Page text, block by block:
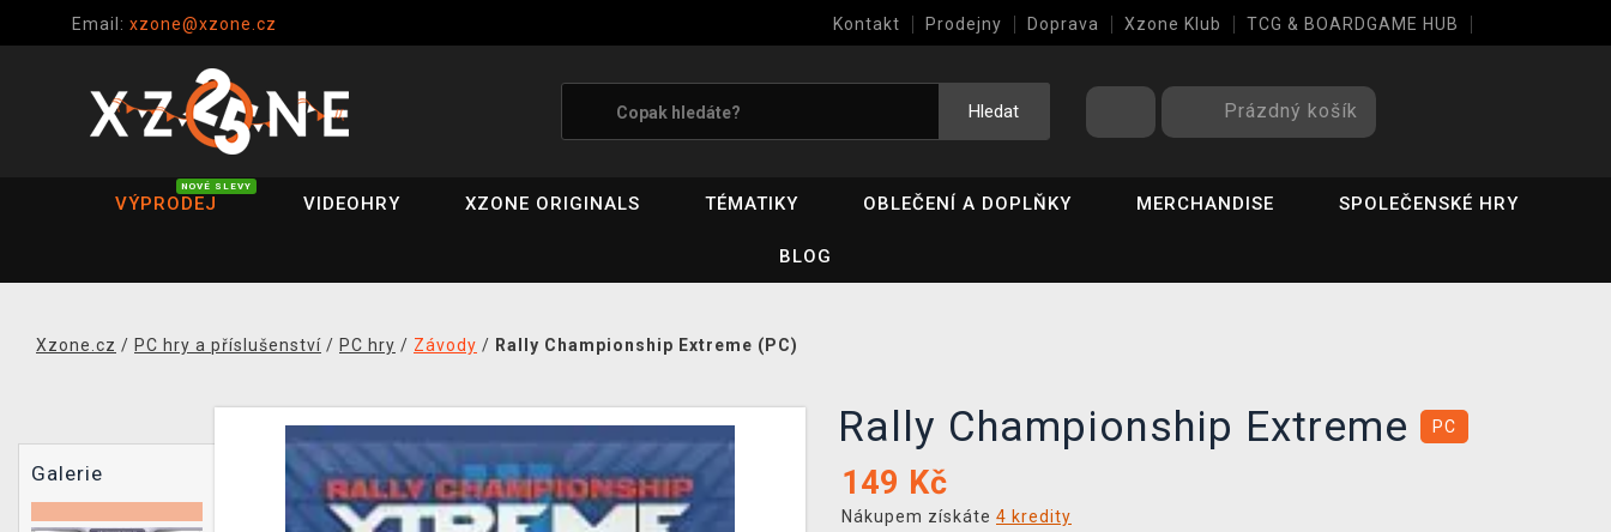
Email: xzone@xzone.cz Kontakt Prodejny Doprava Xzone Klub TCG & BOARDGAME HUB
Hledat Prázdný košík
VÝPRODEJ
NOVÉ SLEVY
VIDEOHRY XZONE ORIGINALS TÉMATIKY OBLEČENÍ A DOPLŇKY MERCHANDISE SPOLEČENSKÉ HRY
BLOG
Xzone.cz / PC hry a příslušenství / PC hry / Závody / Rally Championship Extreme (PC)
Galerie
Rally Championship Extreme PC
149 Kč
Nákupem získáte 4 kredity